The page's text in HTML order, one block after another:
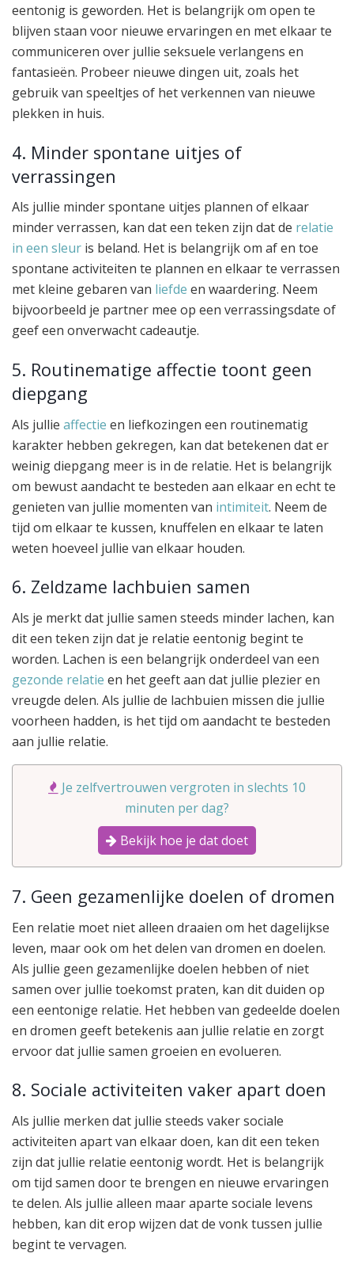
eentonig is geworden. Het is belangrijk om open te
blijven staan voor nieuwe ervaringen en met elkaar te
communiceren over jullie seksuele verlangens en
fantasieën. Probeer nieuwe dingen uit, zoals het
gebruik van speeltjes of het verkennen van nieuwe
plekken in huis.
4. Minder spontane uitjes of
verrassingen
Als jullie minder spontane uitjes plannen of elkaar
minder verrassen, kan dat een teken zijn dat de relatie
in een sleur is beland. Het is belangrijk om af en toe
spontane activiteiten te plannen en elkaar te verrassen
met kleine gebaren van liefde en waardering. Neem
bijvoorbeeld je partner mee op een verrassingsdate of
geef een onverwacht cadeautje.
5. Routinematige affectie toont geen
diepgang
Als jullie affectie en liefkozingen een routinematig
karakter hebben gekregen, kan dat betekenen dat er
weinig diepgang meer is in de relatie. Het is belangrijk
om bewust aandacht te besteden aan elkaar en echt te
genieten van jullie momenten van intimiteit. Neem de
tijd om elkaar te kussen, knuffelen en elkaar te laten
weten hoeveel jullie van elkaar houden.
6. Zeldzame lachbuien samen
Als je merkt dat jullie samen steeds minder lachen, kan
dit een teken zijn dat je relatie eentonig begint te
worden. Lachen is een belangrijk onderdeel van een
gezonde relatie en het geeft aan dat jullie plezier en
vreugde delen. Als jullie de lachbuien missen die jullie
voorheen hadden, is het tijd om aandacht te besteden
aan jullie relatie.
Je zelfvertrouwen vergroten in slechts 10
minuten per dag?
Bekijk hoe je dat doet
7. Geen gezamenlijke doelen of dromen
Een relatie moet niet alleen draaien om het dagelijkse
leven, maar ook om het delen van dromen en doelen.
Als jullie geen gezamenlijke doelen hebben of niet
samen over jullie toekomst praten, kan dit duiden op
een eentonige relatie. Het hebben van gedeelde doelen
en dromen geeft betekenis aan jullie relatie en zorgt
ervoor dat jullie samen groeien en evolueren.
8. Sociale activiteiten vaker apart doen
Als jullie merken dat jullie steeds vaker sociale
activiteiten apart van elkaar doen, kan dit een teken
zijn dat jullie relatie eentonig wordt. Het is belangrijk
om tijd samen door te brengen en nieuwe ervaringen
te delen. Als jullie alleen maar aparte sociale levens
hebben, kan dit erop wijzen dat de vonk tussen jullie
begint te vervagen.